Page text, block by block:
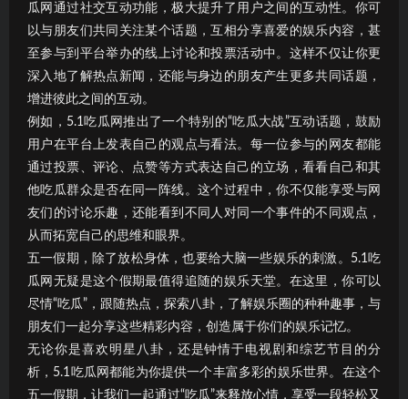
瓜网通过社交互动功能，极大提升了用户之间的互动性。你可
以与朋友们共同关注某个话题，互相分享喜爱的娱乐内容，甚
至参与到平台举办的线上讨论和投票活动中。这样不仅让你更
深入地了解热点新闻，还能与身边的朋友产生更多共同话题，
增进彼此之间的互动。
例如，5.1吃瓜网推出了一个特别的“吃瓜大战”互动话题，鼓励
用户在平台上发表自己的观点与看法。每一位参与的网友都能
通过投票、评论、点赞等方式表达自己的立场，看看自己和其
他吃瓜群众是否在同一阵线。这个过程中，你不仅能享受与网
友们的讨论乐趣，还能看到不同人对同一个事件的不同观点，
从而拓宽自己的思维和眼界。
五一假期，除了放松身体，也要给大脑一些娱乐的刺激。5.1吃
瓜网无疑是这个假期最值得追随的娱乐天堂。在这里，你可以
尽情“吃瓜”，跟随热点，探索八卦，了解娱乐圈的种种趣事，与
朋友们一起分享这些精彩内容，创造属于你们的娱乐记忆。
无论你是喜欢明星八卦，还是钟情于电视剧和综艺节目的分
析，5.1吃瓜网都能为你提供一个丰富多彩的娱乐世界。在这个
五一假期，让我们一起通过“吃瓜”来释放心情，享受一段轻松又